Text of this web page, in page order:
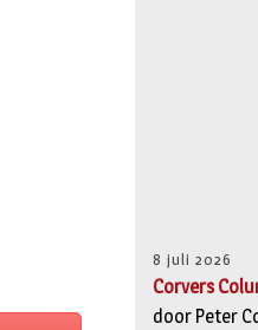
8 juli 2026
Corvers
door Peter